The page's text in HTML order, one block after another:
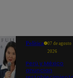
Política
07 de agosto
2026
Perú y México
anuncian